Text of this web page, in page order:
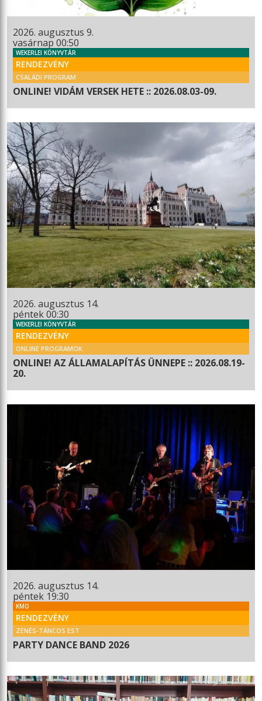
2026. augusztus 9.
vasárnap 00:50
WEKERLEI KÖNYVTÁR
RENDEZVÉNY
CSALÁDI PROGRAM
ONLINE! VIDÁM VERSEK HETE :: 2026.08.03-09.
2026. augusztus 14.
péntek 00:30
WEKERLEI KÖNYVTÁR
RENDEZVÉNY
ONLINE PROGRAMOK
ONLINE! AZ ÁLLAMALAPÍTÁS ÜNNEPE :: 2026.08.19-
20.
2026. augusztus 14.
péntek 19:30
KMO
RENDEZVÉNY
ZENÉS-TÁNCOS EST
PARTY DANCE BAND 2026